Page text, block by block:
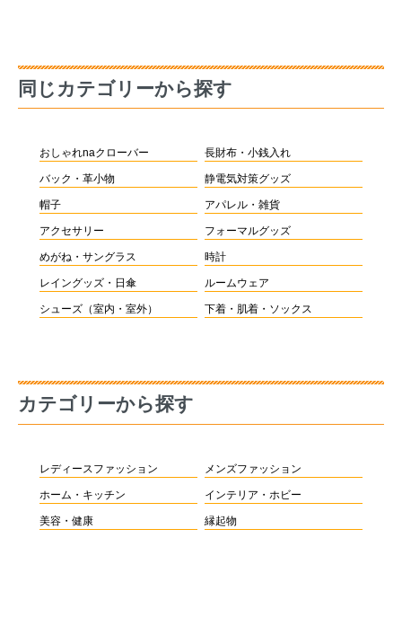
同じカテゴリーから探す
おしゃれnaクローバー 長財布・小銭入れ
バック・革小物 静電気対策グッズ
帽子 アパレル・雑貨
アクセサリー フォーマルグッズ
めがね・サングラス 時計
レイングッズ・日傘 ルームウェア
シューズ（室内・室外） 下着・肌着・ソックス
カテゴリーから探す
レディースファッション メンズファッション
ホーム・キッチン インテリア・ホビー
美容・健康 縁起物